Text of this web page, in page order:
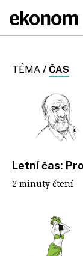
TÉMA / ČAS
Letní čas:
2 minuty čtení